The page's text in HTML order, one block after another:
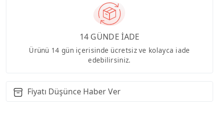
14 GÜNDE İADE
Ürünü 14 gün içerisinde ücretsiz ve kolayca iade
edebilirsiniz.
Fiyatı Düşünce Haber Ver